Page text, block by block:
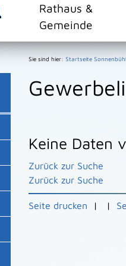
Rathaus &
Gemeinde
Sie sind hier: Startseite Sonnenbühl
Keine Daten
Zurück zur Suche
Zurück zur Suche
Seite drucken | |